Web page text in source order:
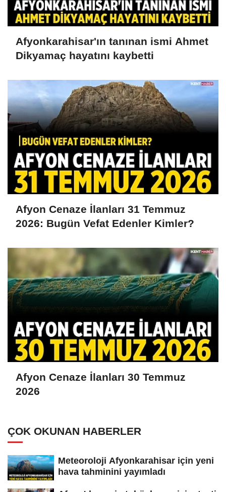
Afyonkarahisar'ın tanınan ismi Ahmet
Dikyamaç hayatını kaybetti
Afyon Cenaze İlanları 31 Temmuz
2026: Bugün Vefat Edenler Kimler?
Afyon Cenaze İlanları 30 Temmuz
2026
ÇOK OKUNAN HABERLER
Meteoroloji Afyonkarahisar için yeni
hava tahminini yayımladı